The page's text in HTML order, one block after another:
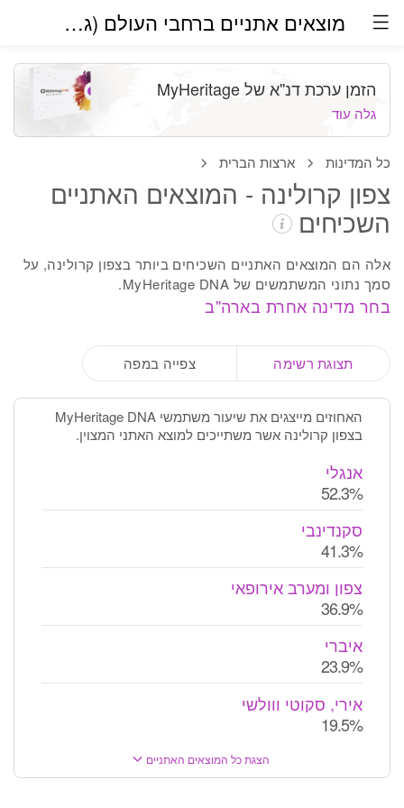
מוצאים אתניים ברחבי העולם (גרסת בטא)
כל המדינות ארצות הברית
צפון קרולינה - המוצאים האתניים
השכיחים
אלה הם המוצאים האתניים השכיחים ביותר בצפון קרולינה, על
סמך נתוני המשתמשים של MyHeritage DNA.
בחר מדינה אחרת בארה''ב
הזמן ערכת דנ''א של MyHeritage
גלה עוד
תצוגת רשימה צפייה במפה
האחוזים מייצגים את שיעור משתמשי MyHeritage DNA
בצפון קרולינה אשר משתייכים למוצא האתני המצוין.
אנגלי
52.3%
סקנדינבי
41.3%
צפון ומערב אירופאי
36.9%
איברי
23.9%
אירי, סקוטי ווולשי
19.5%
הצגת כל המוצאים האתניים